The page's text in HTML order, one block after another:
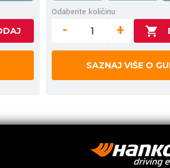
Odaberite količinu
- +
SAZNAJ VIŠE O